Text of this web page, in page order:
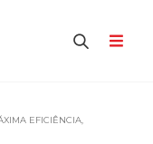
EFICIÊNCIA,